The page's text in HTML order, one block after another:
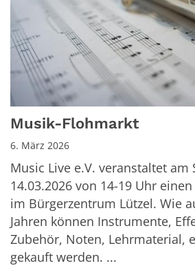
Musik-Flohmarkt
6. März 2026
Music Live e.V. veranstaltet am
14.03.2026 von 14-19 Uhr
im Bürgerzentrum Lützel. Wie
Jahren können Instrumente,
Zubehör, Noten, Lehrmaterial,
gekauft werden. ...